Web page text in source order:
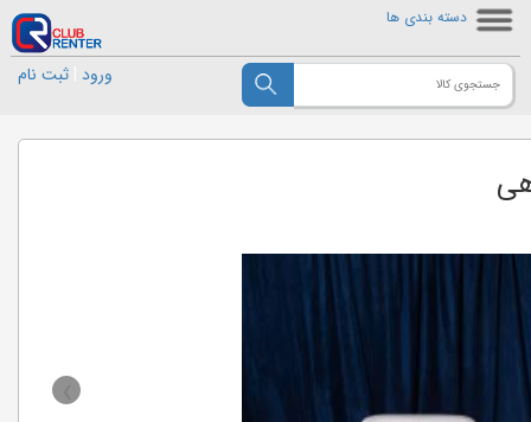
دسته بندی ها
ورود ثبت نام
›